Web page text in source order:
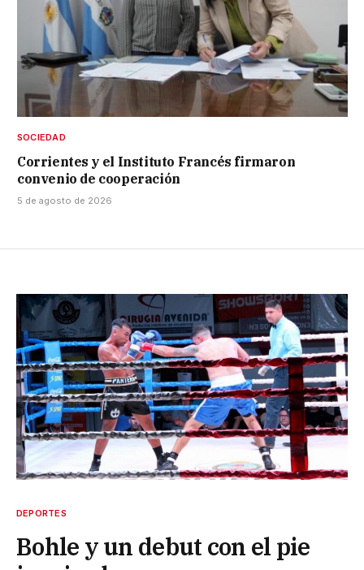
SOCIEDAD
Corrientes y el Instituto Francés firmaron
convenio de cooperación
5 de agosto de 2026
DEPORTES
Bohle y un debut con el pie